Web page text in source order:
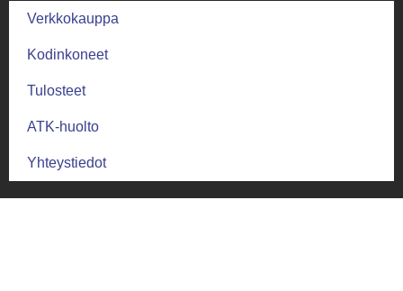
Verkkokauppa
Kodinkoneet
Tulosteet
ATK-huolto
Yhteystiedot